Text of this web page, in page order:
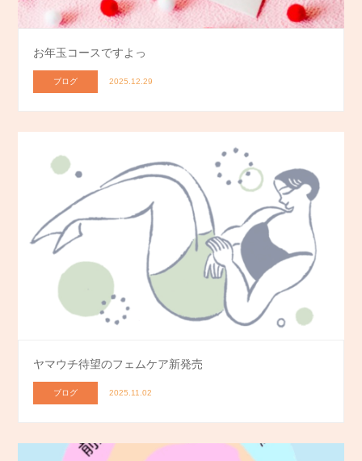
お年玉コースですよっ
ブログ 2025.12.29
ヤマウチ待望のフェムケア新発売
ブログ 2025.11.02